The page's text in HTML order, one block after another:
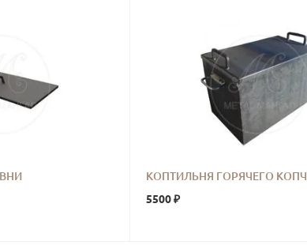
КОПТИЛЬНЯ ГОРЯЧЕГО
5500 ₽